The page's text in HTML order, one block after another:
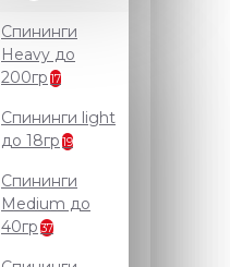
Спининги
Heavy до
200гр 17
Спининги light
до 18гр 19
Спининги
Medium до
40гр 37